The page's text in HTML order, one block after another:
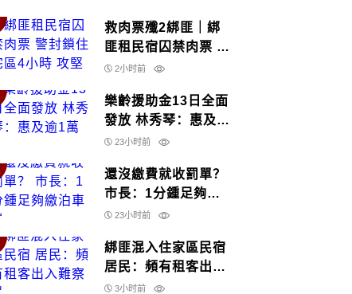
救肉票殲2綁匪｜綁
匪租民宿囚禁肉票 警
封鎖住宅區4小時 攻
2小时前
樂齡援助金13日全面
發放 林秀琴：惠及逾
1萬人
23小时前
還沒繳費就收罰單？
市長：1分鍾足夠繳
泊車費
23小时前
綁匪混入住家區民宿
居民：頻有租客出入
難察覺
3小时前